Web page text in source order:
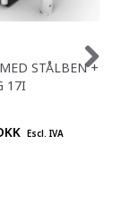
STÅLBEN +
17I
Escl. IVA